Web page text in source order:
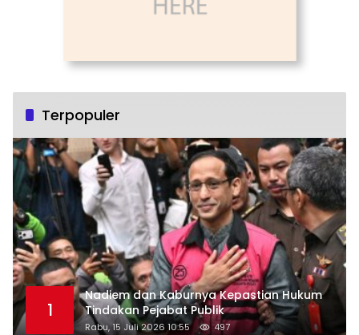
Terpopuler
1
Nadiem dan Kaburnya Kepastian Hukum
Tindakan Pejabat Publik
Rabu, 15 Juli 2026 10:55 497